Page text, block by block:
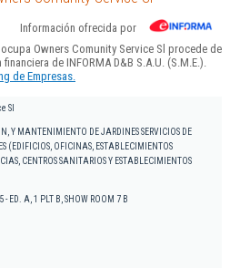
Información ofrecida por
Owners Comunity Service Sl procede de
de INFORMA D&B S.A.U. (S.M.E.).
de Empresas.
Sl
Y MANTENIMIENTO DE JARDINES SERVICIOS DE
(EDIFICIOS, OFICINAS, ESTABLECIMIENTOS
CENTROS SANITARIOS Y ESTABLECIMIENTOS
ED. A, 1 PLT B, SHOW ROOM 7 B